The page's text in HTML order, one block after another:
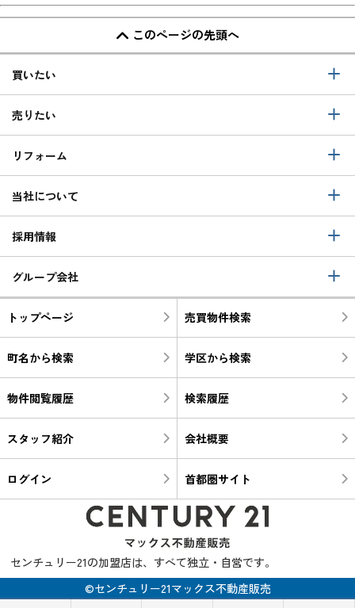
このページの先頭へ
買いたい
売りたい
リフォーム
当社について
採用情報
グループ会社
トップページ 売買物件検索
町名から検索 学区から検索
物件閲覧履歴 検索履歴
スタッフ紹介 会社概要
ログイン 首都圏サイト
センチュリー21の加盟店は、すべて独立・自営です。
©センチュリー21マックス不動産販売